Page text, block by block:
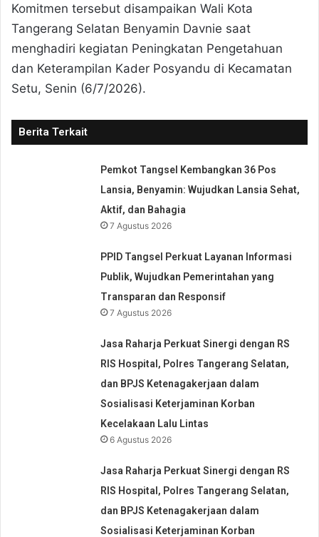
Komitmen tersebut disampaikan Wali Kota
Tangerang Selatan Benyamin Davnie saat
menghadiri kegiatan Peningkatan Pengetahuan
dan Keterampilan Kader Posyandu di Kecamatan
Setu, Senin (6/7/2026).
Berita Terkait
Pemkot Tangsel Kembangkan 36 Pos
Lansia, Benyamin: Wujudkan Lansia Sehat,
Aktif, dan Bahagia
7 Agustus 2026
PPID Tangsel Perkuat Layanan Informasi
Publik, Wujudkan Pemerintahan yang
Transparan dan Responsif
7 Agustus 2026
Jasa Raharja Perkuat Sinergi dengan RS
RIS Hospital, Polres Tangerang Selatan,
dan BPJS Ketenagakerjaan dalam
Sosialisasi Keterjaminan Korban
Kecelakaan Lalu Lintas
6 Agustus 2026
Jasa Raharja Perkuat Sinergi dengan RS
RIS Hospital, Polres Tangerang Selatan,
dan BPJS Ketenagakerjaan dalam
Sosialisasi Keterjaminan Korban